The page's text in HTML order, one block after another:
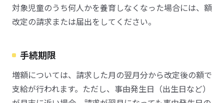
対象児童のうち何人かを養育しなくなった場合には、額
改定の請求または届出をしてください。
手続期限
増額については、請求した月の翌月分から改定後の額で
支給が行われます。ただし、事由発生日（出生日など）